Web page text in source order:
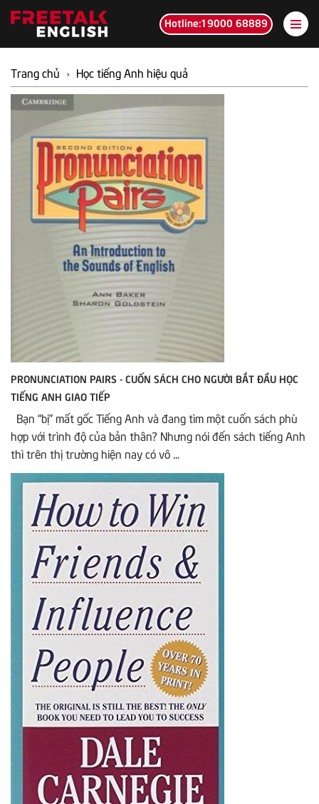
Hotline:19000 68889
Trang chủ › Học tiếng Anh hiệu quả
PRONUNCIATION PAIRS - CUỐN SÁCH CHO NGƯỜI BẮT ĐẦU HỌC
TIẾNG ANH GIAO TIẾP
Bạn “bị” mất gốc Tiếng Anh và đang tìm một cuốn sách phù
hợp với trình độ của bản thân? Nhưng nói đến sách tiếng Anh
thì trên thị trường hiện nay có vô ...